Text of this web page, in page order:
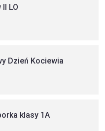
LO
Dzień Kociewia
klasy 1A